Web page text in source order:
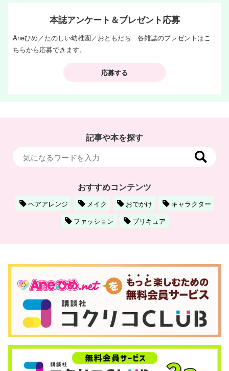
本誌アンケート＆プレゼント応募
Aneひめ／たのしい幼稚園／おともだち 各雑誌のプレゼントはこ
ちらから応募できます。
応募する
記事や本を探す
おすすめコンテンツ
ヘアアレンジ メイク おでかけ
キャラクター
ファッション
プリキュア